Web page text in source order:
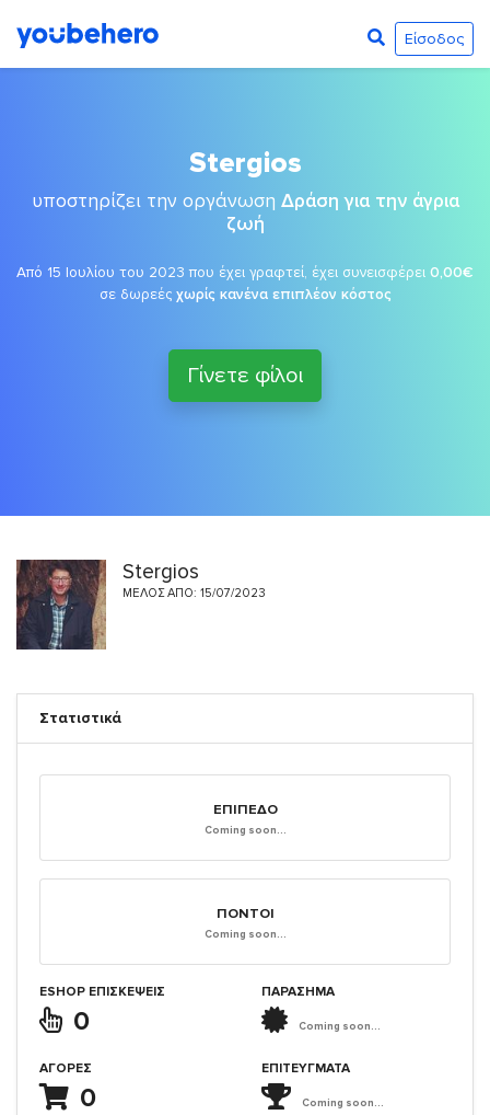
Είσοδος
Stergios
υποστηρίζει την οργάνωση Δράση για την άγρια
ζωή
Από 15 Ιουλίου του 2023 που έχει γραφτεί, έχει συνεισφέρει 0,00€
σε δωρεές χωρίς κανένα επιπλέον κόστος
Γίνετε φίλοι
Stergios
ΜΈΛΟΣ ΑΠΌ: 15/07/2023
Στατιστικά
ΕΠΊΠΕΔΟ
Coming soon...
ΠΌΝΤΟΙ
Coming soon...
ESHOP ΕΠΙΣΚΈΨΕΙΣ
0
ΑΓΟΡΈΣ
0
ΠΑΡΑΣΗΜΑ
Coming soon...
ΕΠΙΤΕΎΓΜΑΤΑ
Coming soon...